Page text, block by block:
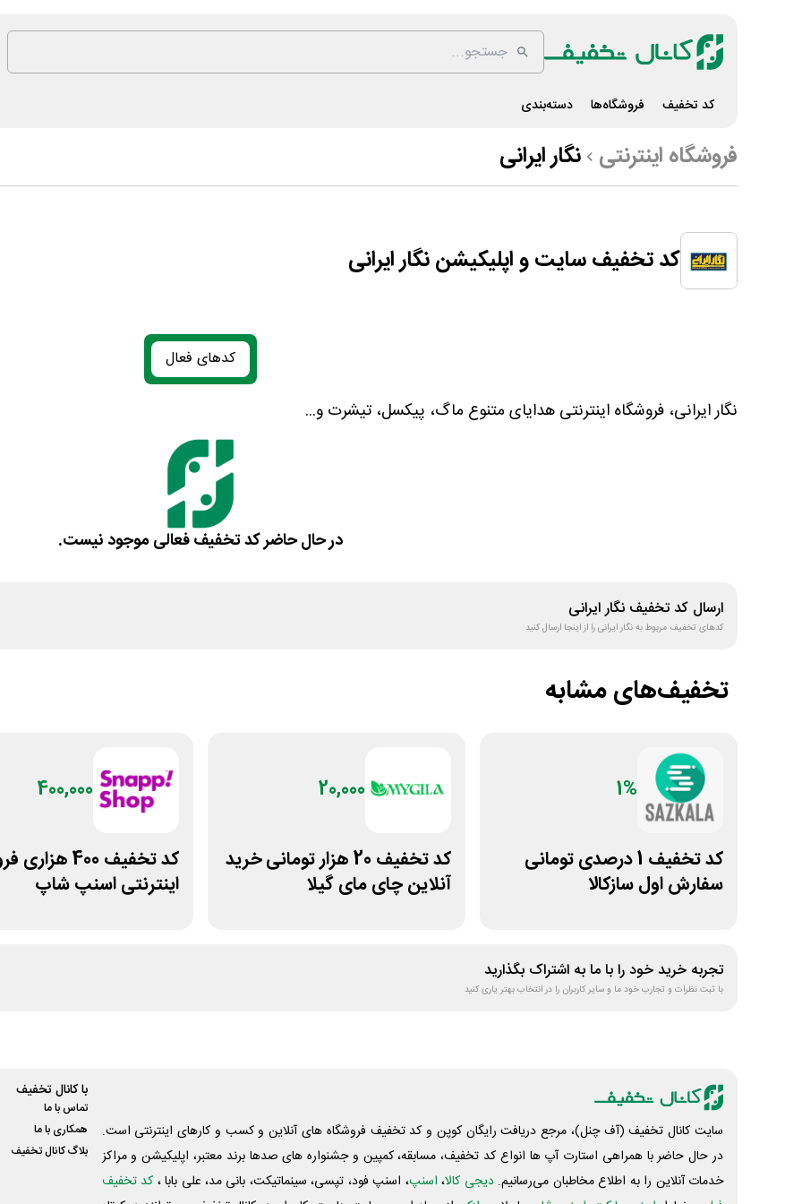
کد تخفیف فروشگاه‌ها دسته‌بندی
فروشگاه اینترنتی نگار ایرانی
کد تخفیف سایت و اپلیکیشن نگار ایرانی
کدهای فعال
نگار ایرانی، فروشگاه اینترنتی هدایای متنوع ماگ، پیکسل، تیشرت و...
در حال حاضر کد تخفیف فعالی موجود نیست.
ارسال کد تخفیف نگار ایرانی
کدهای تخفیف مربوط بهنگار ایرانیرا از اینجا ارسال کنید
تخفیف‌های مشابه
1%
کد تخفیف 1 درصدی تومانی
سفارش اول سازکالا
20,000
کد تخفیف 20 هزار تومانی خرید
آنلاین چای مای گیلا
400,000
کد تخفیف 400
اینترنتی اسنپ شاپ
تجربه خرید خود را با ما به اشتراک بگذارید
با ثبت نظرات و تجارب خود ما و سایر کاربران را در انتخاب بهتر یاری کنید
سایت کانال تخفیف (آف چنل)، مرجع دریافت رایگان کوپن و کد تخفیف فروشگاه های آنلاین و کسب و‌ کارهای اینترنتی است.
در حال حاضر با همراهی استارت آپ ها انواع کد تخفیف، مسابقه، کمپین و جشنواره های صدها برند معتبر، اپلیکیشن و مراکز
خدمات آنلاین را به اطلاع مخاطبان می‌رسانیم. دیجی کالا، اسنپ، اسنپ فود، تپسی، سینماتیکت، بانی مد، علی‌ بابا ، کد تخفیف
با کانال تخفیف
تماس با ما
همکاری با ما
بلاگ کانال تخفیف